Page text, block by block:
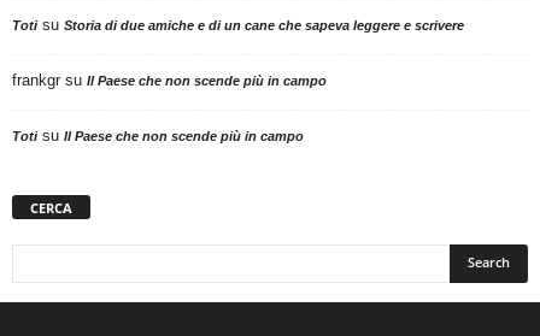
Totisu Storia di due amiche e di un cane che sapeva leggere e scrivere
frankgr su Il Paese che non scende più in campo
Totisu Il Paese che non scende più in campo
CERCA